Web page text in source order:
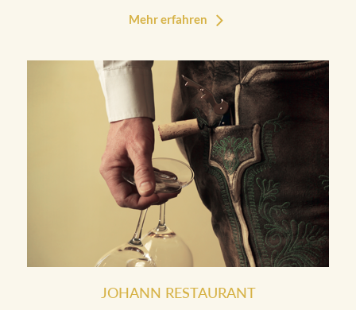
Mehr erfahren
JOHANN RESTAURANT